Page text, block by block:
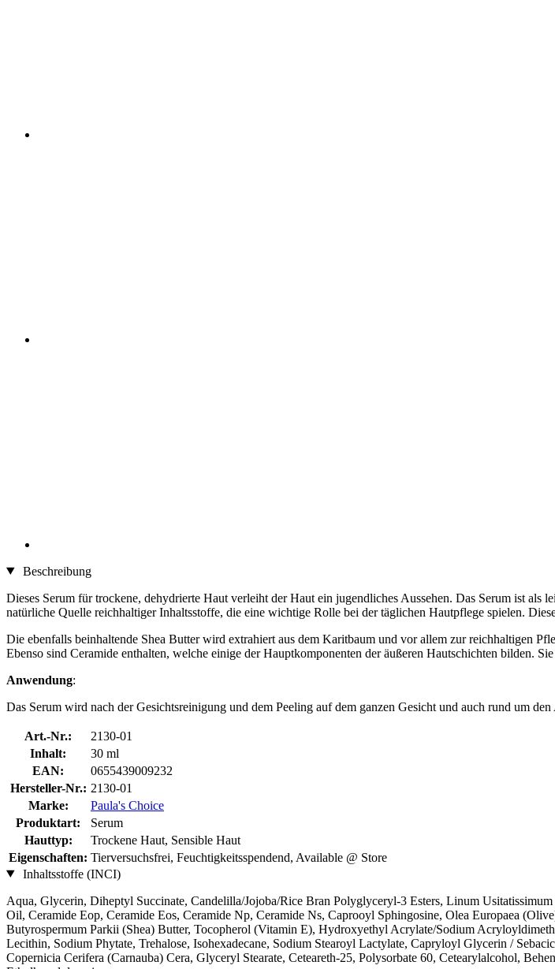
Beschreibung
Dieses Serum für trockene, dehydrierte Haut verleiht der Haut ein jugendliches Aussehen. Das Serum ist als
natürliche Quelle reichhaltiger Inhaltsstoffe, die eine wichtige Rolle bei der täglichen Hautpflege spielen.
Die ebenfalls beinhaltende Shea Butter wird extrahiert aus dem Karitbaum und vor allem zur reichhaltigen
Ebenso sind Ceramide enthalten, welche einige der Hauptkomponenten der äußeren Hautschichten bilden.
Anwendung:
Das Serum wird nach der Gesichtsreinigung und dem Peeling auf dem ganzen Gesicht und auch rund um
Art.-Nr.:
2130-01
Inhalt:
30 ml
EAN:
0655439009232
Hersteller-Nr.: 2130-01
Marke:
Paula's Choice
Produktart:
Serum
Hauttyp:
Trockene Haut, Sensible Haut
Eigenschaften: Tierversuchsfrei, Feuchtigkeitsspendend, Available @ Store
Inhaltsstoffe (INCI)
Aqua, Glycerin, Diheptyl Succinate, Candelilla/Jojoba/Rice Bran Polyglyceryl-3 Esters, Linum
Oil, Ceramide Eop, Ceramide Eos, Ceramide Np, Ceramide Ns, Caprooyl Sphingosine, Olea Europaea
Butyrospermum Parkii (Shea) Butter, Tocopherol (Vitamin E), Hydroxyethyl Acrylate/Sodium
Lecithin, Sodium Phytate, Trehalose, Isohexadecane, Sodium Stearoyl Lactylate, Capryloyl Glycerin /
Copernicia Cerifera (Carnauba) Cera, Glyceryl Stearate, Ceteareth-25, Polysorbate 60, Cetearylalcohol,